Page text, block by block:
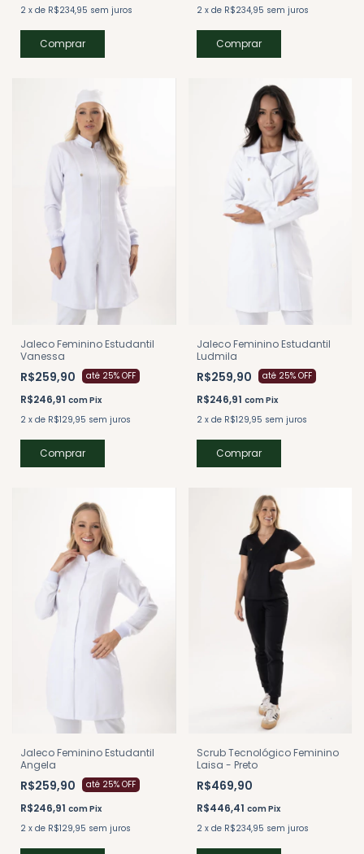
2 x de R$234,95 sem juros
Comprar
2 x de R$234,95 sem juros
Comprar
Jaleco Feminino Estudantil
Vanessa
R$259,90 até 25% OFF
R$246,91 comPix
2 x de R$129,95 sem juros
Comprar
Jaleco Feminino Estudantil
Ludmila
R$259,90 até 25% OFF
R$246,91 comPix
2 x de R$129,95 sem juros
Comprar
Jaleco Feminino Estudantil
Angela
R$259,90 até 25% OFF
R$246,91 comPix
2 x de R$129,95 sem juros
Scrub Tecnológico Feminino
Laisa - Preto
R$469,90
R$446,41 comPix
2 x de R$234,95 sem juros